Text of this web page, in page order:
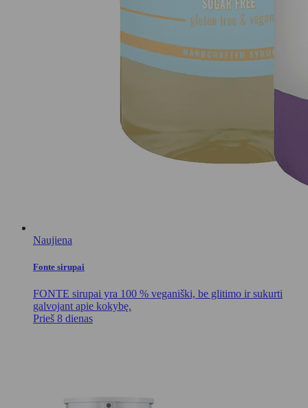
Naujiena
Fonte sirupai
FONTE sirupai yra 100 % veganiški, be glitimo ir sukurti
galvojant apie kokybę.
Prieš 8 dienas